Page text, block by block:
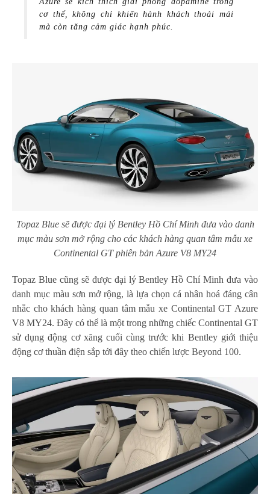
cơ thể, không chỉ khiến hành khách thoải mái
mà còn tăng cảm giác hạnh phúc.
Topaz Blue sẽ được đại lý Bentley Hồ Chí Minh đưa vào danh
mục màu sơn mở rộng cho các khách hàng quan tâm mẫu xe
Continental GT phiên bản Azure V8 MY24
Topaz Blue cũng sẽ được đại lý Bentley Hồ Chí Minh đưa vào
danh mục màu sơn mở rộng, là lựa chọn cá nhân hoá đáng cân
nhắc cho khách hàng quan tâm mẫu xe Continental GT Azure
V8 MY24. Đây có thể là một trong những chiếc Continental GT
sử dụng động cơ xăng cuối cùng trước khi Bentley giới thiệu
động cơ thuần điện sắp tới đây theo chiến lược Beyond 100.